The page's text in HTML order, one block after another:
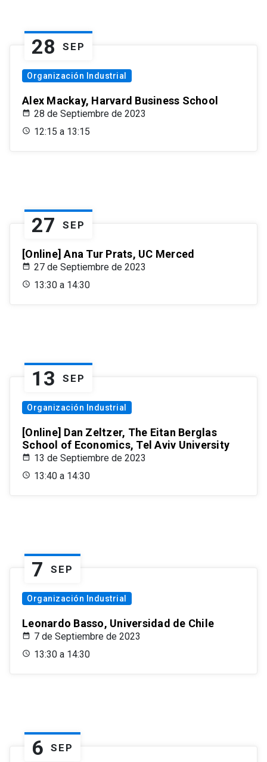
28 SEP
Organización Industrial
Alex Mackay, Harvard Business School
28 de Septiembre de 2023
12:15 a 13:15
27 SEP
[Online] Ana Tur Prats, UC Merced
27 de Septiembre de 2023
13:30 a 14:30
13 SEP
Organización Industrial
[Online] Dan Zeltzer, The Eitan Berglas
School of Economics, Tel Aviv University
13 de Septiembre de 2023
13:40 a 14:30
7 SEP
Organización Industrial
Leonardo Basso, Universidad de Chile
7 de Septiembre de 2023
13:30 a 14:30
6 SEP